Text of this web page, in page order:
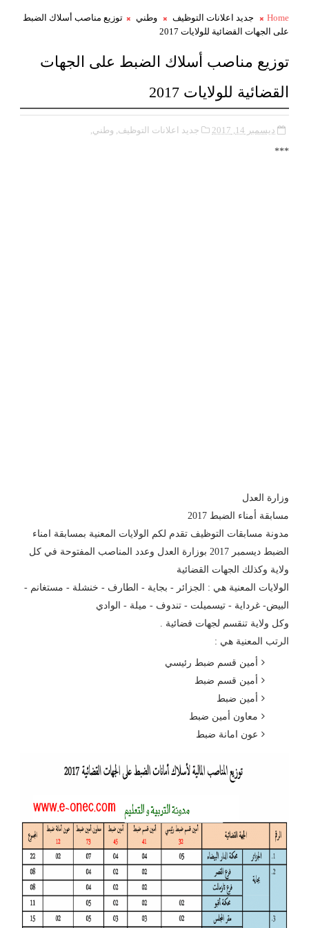
Home جديد اعلانات التوظيف وطني
توزيع مناصب أسلاك الضبط
على الجهات القضائية للولايات 2017
توزيع مناصب أسلاك الضبط على الجهات
القضائية للولايات 2017
ديسمبر 14, 2017 جديد اعلانات التوظيف, وطني,
***
وزارة العدل
مسابقة أمناء الضبط 2017
مدونة مسابقات التوظيف تقدم لكم الولايات المعنية بمسابقة امناء
الضبط ديسمبر 2017 بوزارة العدل وعدد المناصب المفتوحة في كل
ولاية وكذلك الجهات القضائية
الولايات المعنية هي : الجزائر - بجاية - الطارف - خنشلة - مستغانم -
البيض- غرداية - تيسميلت - تندوف - ميلة - الوادي
وكل ولاية تنقسم لجهات فضائية .
الرتب المعنية هي :
أمين قسم ضبط رئيسي
أمين قسم ضبط
أمين ضبط
معاون أمين ضبط
عون امانة ضبط